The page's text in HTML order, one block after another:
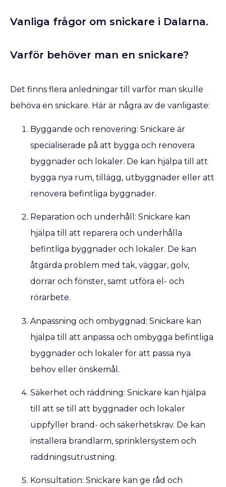
Vanliga frågor om snickare i Dalarna.
Varför behöver man en snickare?
Det finns flera anledningar till varför man skulle
behöva en snickare. Här är några av de vanligaste:
Byggande och renovering: Snickare är
specialiserade på att bygga och renovera
byggnader och lokaler. De kan hjälpa till att
bygga nya rum, tillägg, utbyggnader eller att
renovera befintliga byggnader.
Reparation och underhåll: Snickare kan
hjälpa till att reparera och underhålla
befintliga byggnader och lokaler. De kan
åtgärda problem med tak, väggar, golv,
dörrar och fönster, samt utföra el- och
rörarbete.
Anpassning och ombyggnad: Snickare kan
hjälpa till att anpassa och ombygga befintliga
byggnader och lokaler för att passa nya
behov eller önskemål.
Säkerhet och räddning: Snickare kan hjälpa
till att se till att byggnader och lokaler
uppfyller brand- och säkerhetskrav. De kan
installera brandlarm, sprinklersystem och
räddningsutrustning.
Konsultation: Snickare kan ge råd och